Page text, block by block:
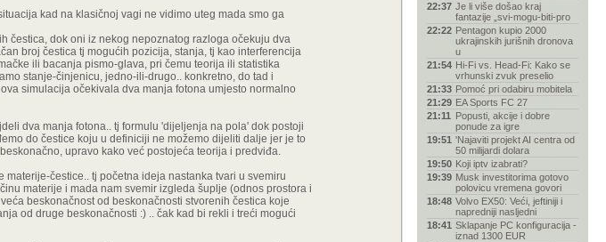
kad na klasičnoj vagi ne vidimo uteg mada smo ga
čestica, dok oni iz nekog nepoznatog razloga očekuju dva
broj čestica tj mogućih pozicija, stanja, tj kao interferencija
ili bacanja pismo-glava, pri čemu teorija ili statistika
stanje-činjenicu, jedno-ili-drugo.. konkretno, do tad i
simulacija očekivala dva manja fotona umjesto normalno
dva manja fotona.. tj formulu 'dijeljenja na pola' dok postoji
do čestice koju u definiciji ne možemo dijeliti dalje jer je to
upravo kako već postojeća teorija i predviđa.
čestice.. tj početna ideja nastanka tvari u svemiru
materije i mada nam svemir izgleda šuplje (odnos prostora i
beskonačnost od beskonačnosti stvorenih čestica koje
od druge beskonačnosti :) .. čak kad bi rekli i treći mogući
22:37 Je li više došao kraj
fantazije „svi-mogu-biti-pro
22:22 Pentagon kupio 2000
ukrajinskih jurišnih dronova
u
21:54 Hi-Fi vs. Head-Fi: Kako se
vrhunski zvuk preselio
21:33 Pomoć pri odabiru mobitela
21:29 EA Sports FC 27
21:11 Popusti, akcije i dobre
ponude za igre
19:51 'Najaviti projekt AI centra od
50 milijardi dolara
19:50 Koji iptv izabrati?
19:39 Musk investitorima gotovo
polovicu vremena govori
18:48 Volvo EX50: Veći, jeftiniji i
napredniji nasljedni
18:41 Sklapanje PC konfiguracija -
iznad 1300 EUR